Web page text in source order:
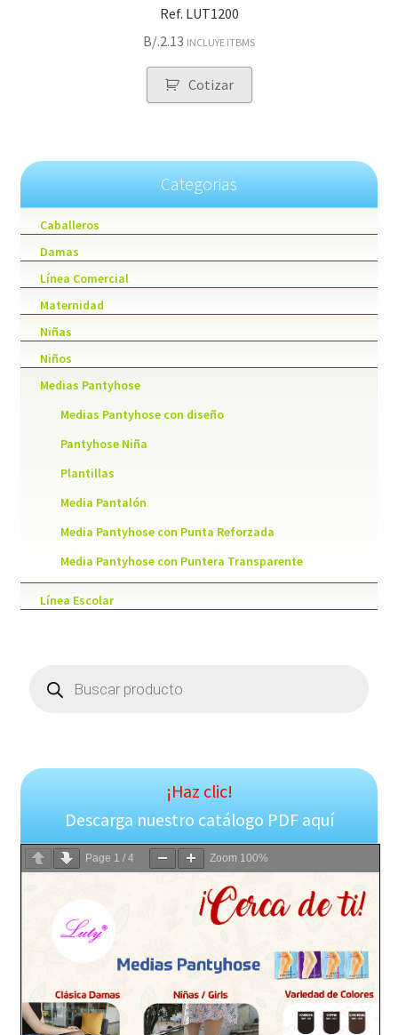
Ref. LUT1200
B/.2.13 INCLUYE ITBMS
Cotizar
Categorias
Caballeros
Damas
Línea Comercial
Maternidad
Niñas
Niños
Medias Pantyhose
Medias Pantyhose con diseño
Pantyhose Niña
Plantillas
Media Pantalón
Media Pantyhose con Punta Reforzada
Media Pantyhose con Puntera Transparente
Línea Escolar
search
¡Haz clic!
Descarga nuestro catálogo PDF aquí
Page 1 / 4 Zoom 100%